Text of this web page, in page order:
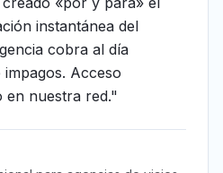
instantánea del
cobra al día
Acceso
en nuestra red."